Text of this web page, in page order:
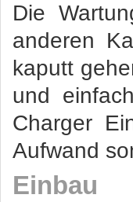
Die
anderen
kaputt
und
Charger
Aufwand
Einbau